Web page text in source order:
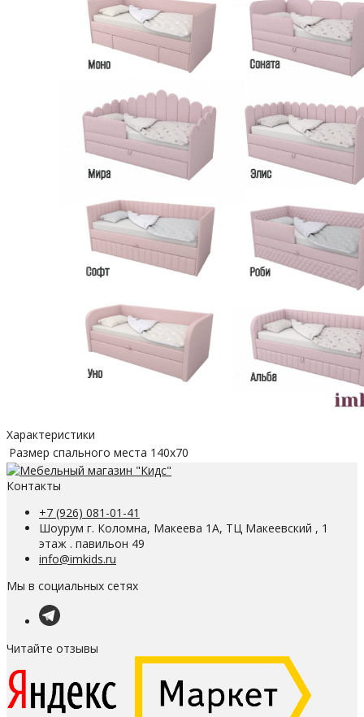
Характеристики
Размер спального места 140х70
Контакты
+7 (926) 081-01-41
Шоурум г. Коломна, Макеева 1А, ТЦ Макеевский , 1
этаж . павильон 49
info@imkids.ru
Мы в социальных сетях
Читайте отзывы